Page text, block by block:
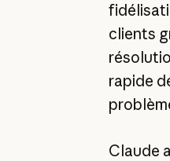
clients
rapide
Claude a